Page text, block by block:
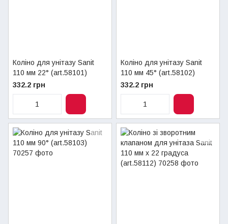
Коліно для унітазу Sanit
110 мм 22° (art.58101)
332.2 грн
Коліно для унітазу Sanit
110 мм 45° (art.58102)
332.2 грн